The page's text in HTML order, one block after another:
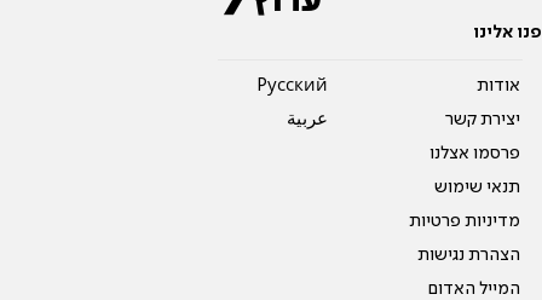
פנו אלינו
אודות
יצירת קשר
פרסמו אצלנו
תנאי שימוש
מדיניות פרטיות
הצהרת נגישות
המייל האדום
Pусский
عربية